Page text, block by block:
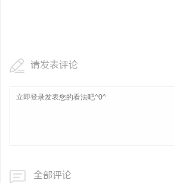
请发表评论
全部评论